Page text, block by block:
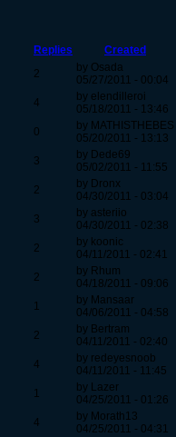
Replies
Created
2
by Osada
05/27/2011 - 00:04
4
by elendilleroi
05/18/2011 - 13:46
0
by MATHISTHEBES
05/20/2011 - 13:13
3
by Dede69
05/02/2011 - 11:55
2
by Dronx
04/30/2011 - 03:04
3
by asteriio
04/30/2011 - 02:38
2
by koonic
04/11/2011 - 02:41
2
by Rhum
04/18/2011 - 09:06
1
by Mansaar
04/06/2011 - 04:58
2
by Bertram
04/11/2011 - 02:40
4
by redeyesnoob
04/11/2011 - 11:45
1
by Lazer
04/25/2011 - 01:26
4
by Morath13
04/25/2011 - 04:31